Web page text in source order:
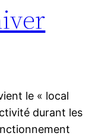
le « local
durant les